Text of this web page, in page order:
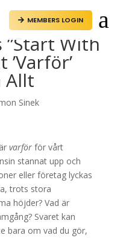
 MEMBERS LOGIN a
”Start With
Allt
Sinek
varförför vårt
stannat upp och
eller företag lyckas
trots stora
höjder? Vad är
Svaret kan
bara om vad du gör,